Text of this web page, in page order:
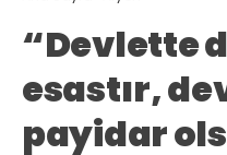
“Devlette
esastır,
payidar